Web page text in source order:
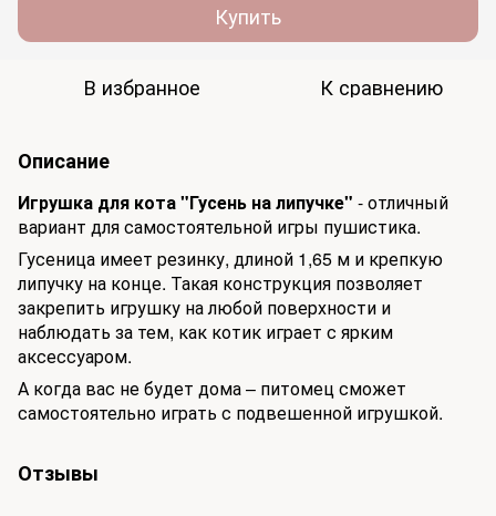
Купить
В избранное К сравнению
Описание
Игрушка для кота "Гусень на липучке" - отличный
вариант для самостоятельной игры пушистика.
Гусеница имеет резинку, длиной 1,65 м и крепкую
липучку на конце. Такая конструкция позволяет
закрепить игрушку на любой поверхности и
наблюдать за тем, как котик играет с ярким
аксессуаром.
А когда вас не будет дома – питомец сможет
самостоятельно играть с подвешенной игрушкой.
Отзывы